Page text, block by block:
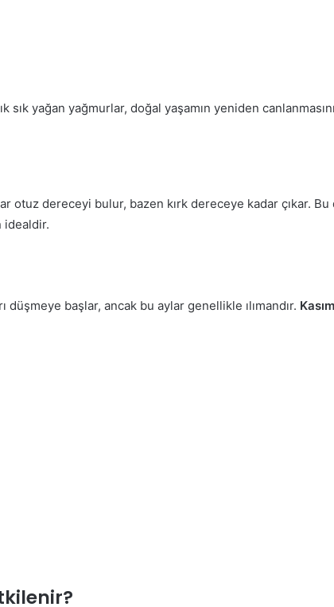
sık yağan yağmurlar, doğal yaşamın yeniden
otuz dereceyi bulur, bazen kırk dereceye kadar çıkar.
idealdir.
düşmeye başlar, ancak bu aylar genellikle ılımandır. Kasım